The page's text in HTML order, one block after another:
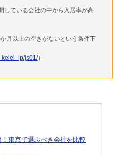
している会社の中から入居率が高
月以上の空きがないという条件下
js01/）
東京で選ぶべき会社を比較